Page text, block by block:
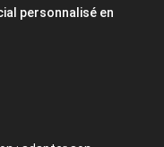
personnalisé en